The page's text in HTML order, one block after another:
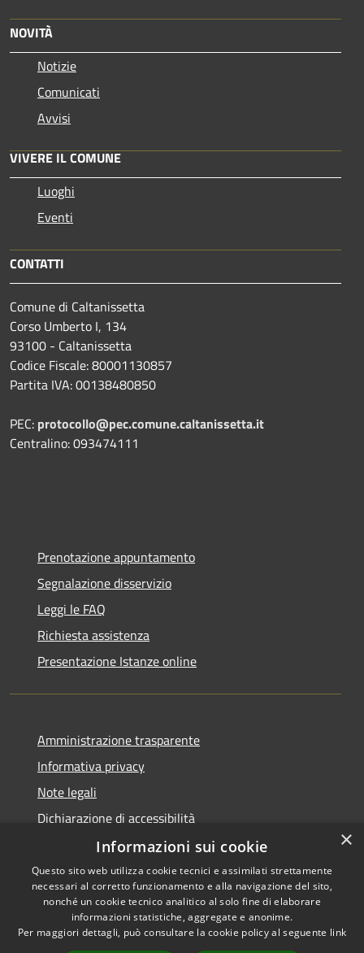
NOVITÀ
Notizie
Comunicati
Avvisi
VIVERE IL COMUNE
Luoghi
Eventi
CONTATTI
Comune di Caltanissetta
Corso Umberto I, 134
93100 - Caltanissetta
Codice Fiscale: 80001130857
Partita IVA: 00138480850
PEC: protocollo@pec.comune.caltanissetta.it
Centralino: 093474111
Prenotazione appuntamento
Segnalazione disservizio
Leggi le FAQ
Richiesta assistenza
Presentazione Istanze online
Amministrazione trasparente
Informativa privacy
Note legali
Dichiarazione di accessibilità
Accessibilità
Privacy
Copyright © 2026 • Comune di
Caltanissetta • Powered by
Municipium•Accesso
×
Informazioni sui cookie
Questo sito web utilizza cookie tecnici e assimilati strettamente
necessari al corretto funzionamento e alla navigazione del sito,
nonché un cookie tecnico analitico al solo fine di elaborare
informazioni statistiche, aggregate e anonime.
Per maggiori dettagli, può consultare la cookie policy al seguente link